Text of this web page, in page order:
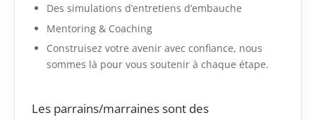
Des simulations d’entretiens d’embauche
Mentoring & Coaching
Construisez votre avenir avec confiance, nous
sommes là pour vous soutenir à chaque étape.
Les parrains/marraines sont des